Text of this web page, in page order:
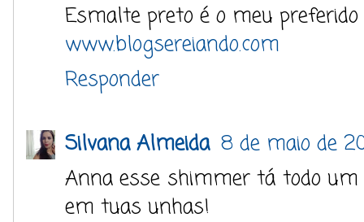
Esmalte preto é o meu
www.blogsereiando.com
Responder
Silvana Almeida 8 de maio de
Anna esse shimmer tá todo
em tuas unhas!